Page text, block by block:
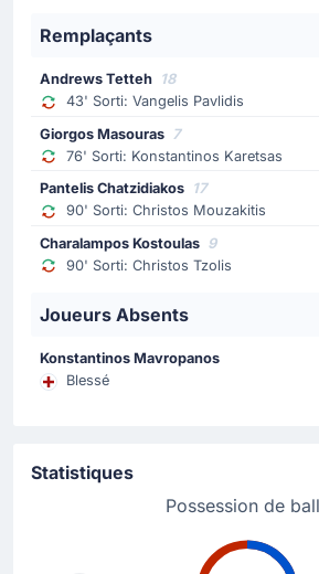
Grèce procède à un deuxième
en jeu de Giorgos Masouras à la
Karetsas.
Changement de joueur
Aaron Hickey
Anthony Ralston
Remplacement pour Écosse :
Aaron Hickey pour le deuxième
75'
Grant Hanley
Andrew Robertson
(Passe
Remplaçants
Andrews Tetteh 18
43' Sorti: Vangelis Pavlidis
Giorgos Masouras 7
76' Sorti: Konstantinos Karetsas
Pantelis Chatzidiakos 17
90' Sorti: Christos Mouzakitis
Charalampos Kostoulas 9
90' Sorti: Christos Tzolis
Joueurs Absents
Konstantinos Mavropanos
Blessé
Statistiques
Possession de